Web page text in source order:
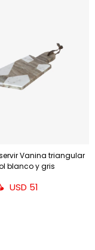
Vanina triangular
blanco y gris
USD 51